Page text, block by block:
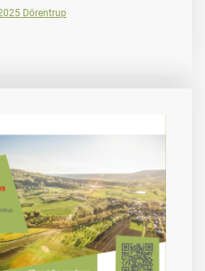
Dörentrup